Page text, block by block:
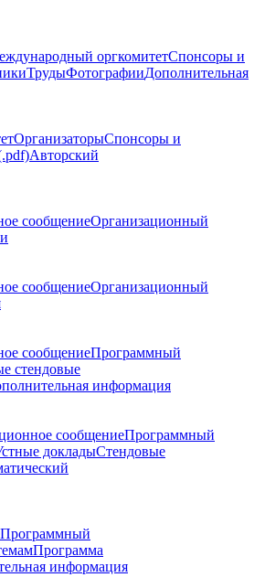
оргкомитетСпонсоры и
ТрудыФотографииДополнительная
ОрганизаторыСпонсоры и
Авторский
сообщениеОрганизационный
сообщениеОрганизационный
сообщениеПрограммный
стендовые
информация
сообщениеПрограммный
докладыСтендовые
Программный
Программа
информация